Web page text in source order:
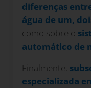
diferenças
água de um,
como sobre o
automático de
Finalmente,
especializada